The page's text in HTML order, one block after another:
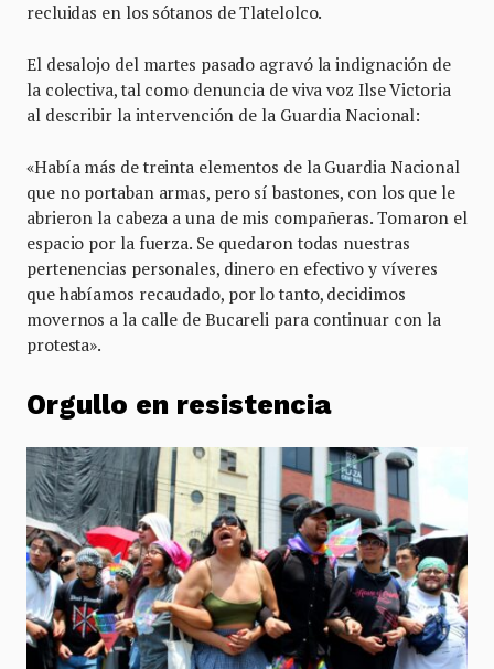
recluidas en los sótanos de Tlatelolco.
El desalojo del martes pasado agravó la indignación de
la colectiva, tal como denuncia de viva voz Ilse Victoria
al describir la intervención de la Guardia Nacional:
«Había más de treinta elementos de la Guardia Nacional
que no portaban armas, pero sí bastones, con los que le
abrieron la cabeza a una de mis compañeras. Tomaron el
espacio por la fuerza. Se quedaron todas nuestras
pertenencias personales, dinero en efectivo y víveres
que habíamos recaudado, por lo tanto, decidimos
movernos a la calle de Bucareli para continuar con la
protesta».
Orgullo en resistencia